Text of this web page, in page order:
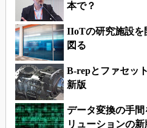
本で？
IIoTの研究施設を
図る
B-repとファセッ
新版
データ変換の手
リューションの新